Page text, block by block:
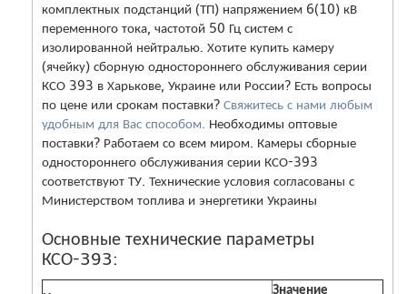
комплектных подстанций (ТП) напряжением 6(10) кВ
переменного тока, частотой 50 Гц систем с
изолированной нейтралью. Хотите купить камеру
(ячейку) сборную одностороннего обслуживания серии
КСО 393 в Харькове, Украине или России? Есть вопросы
по цене или срокам поставки? Свяжитесь с нами любым
удобным для Вас способом. Необходимы оптовые
поставки? Работаем со всем миром. Камеры сборные
одностороннего обслуживания серии КСО-393
соответствуют ТУ. Технические условия согласованы с
Министерством топлива и энергетики Украины
Основные технические параметры
КСО-393:
Значение